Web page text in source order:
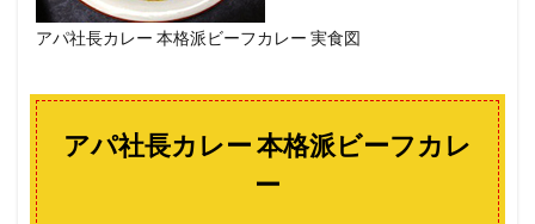
アパ社長カレー 本格派ビーフカレー 実食図
アパ社長カレー 本格派ビーフカレ
ー